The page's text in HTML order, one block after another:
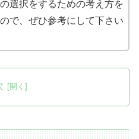
選択をするための考え方を
で、ぜひ参考にして下さい